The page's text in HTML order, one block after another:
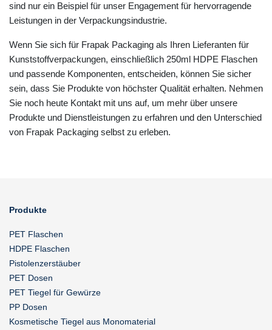
sind nur ein Beispiel für unser Engagement für hervorragende
Leistungen in der Verpackungsindustrie.
Wenn Sie sich für Frapak Packaging als Ihren Lieferanten für
Kunststoffverpackungen, einschließlich 250ml HDPE Flaschen
und passende Komponenten, entscheiden, können Sie sicher
sein, dass Sie Produkte von höchster Qualität erhalten. Nehmen
Sie noch heute Kontakt mit uns auf, um mehr über unsere
Produkte und Dienstleistungen zu erfahren und den Unterschied
von Frapak Packaging selbst zu erleben.
Produkte
PET Flaschen
HDPE Flaschen
Pistolenzerstäuber
PET Dosen
PET Tiegel für Gewürze
PP Dosen
Kosmetische Tiegel aus Monomaterial